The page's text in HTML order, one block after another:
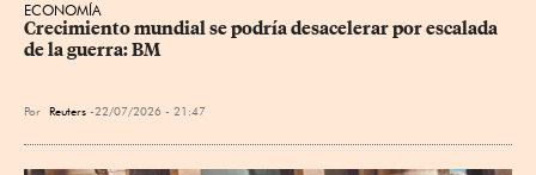
ECONOMÍA
Crecimiento mundial se podría desacelerar por escalada
de la guerra: BM
Por Reuters 22/07/2026 - 21:47